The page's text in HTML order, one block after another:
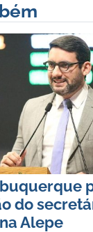
do
Alepe